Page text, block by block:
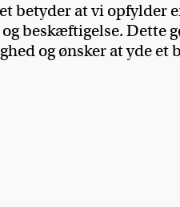
betyder at vi opfylder
beskæftigelse. Dette
og ønsker at yde